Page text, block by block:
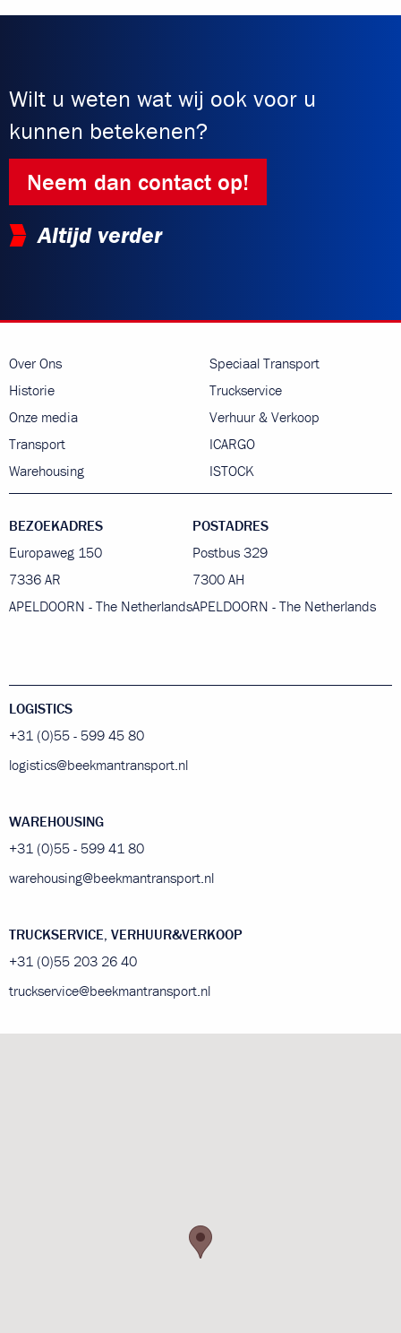
Wilt u weten wat wij ook voor u
kunnen betekenen?
Neem dan contact op!
Altijd verder
Over Ons
Historie
Onze media
Transport
Warehousing
Speciaal Transport
Truckservice
Verhuur & Verkoop
ICARGO
ISTOCK
BEZOEKADRES
Europaweg 150
7336 AR
APELDOORN - The Netherlands
POSTADRES
Postbus 329
7300 AH
APELDOORN - The Netherlands
LOGISTICS
+31 (0)55 - 599 45 80
logistics@beekmantransport.nl
WAREHOUSING
+31 (0)55 - 599 41 80
warehousing@beekmantransport.nl
TRUCKSERVICE, VERHUUR&VERKOOP
+31 (0)55 203 26 40
truckservice@beekmantransport.nl